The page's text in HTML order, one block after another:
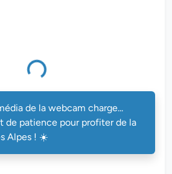
de la webcam charge...
de patience pour profiter de la
Alpes ! ☀️